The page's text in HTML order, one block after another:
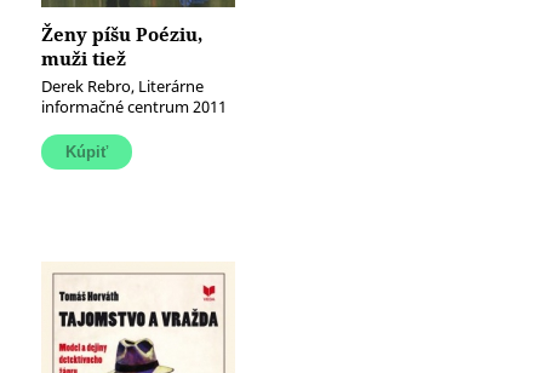
Ženy píšu Poéziu,
muži tiež
Derek Rebro, Literárne
informačné centrum 2011